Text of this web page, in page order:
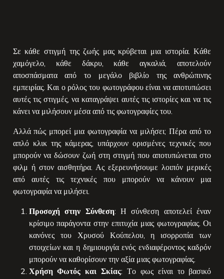
Σε κάθε στιγμή της ζωής μας κρύβεται μια ιστορία. Κάθε
χαμόγελο, κάθε δάκρυ, κάθε αγκαλιά, αποτελούν
αποσπάσματα από το μεγάλο βιβλίο της ανθρώπινης
εμπειρίας. Και ο ρόλος του φωτογράφου είναι να αποτυπώσει
αυτές τις στιγμές, να καταγράψει αυτές τις ιστορίες και να τις
κάνει να μιλήσουν μέσα από τις φωτογραφίες του.
Αλλά πώς μπορεί μια φωτογραφία να μιλήσει; Πέρα από το
απλό κλικ της κάμερας, υπάρχουν ορισμένες τεχνικές που
μπορούν να δώσουν ζωή στη στιγμή που αποτυπώνεται στο
φιλμ ή στον αισθητήρα. Ας εξερευνήσουμε λοιπόν μερικές
από αυτές τις τεχνικές που μπορούν να κάνουν μια
φωτογραφία να μιλήσει.
Προσοχή στην Σύνθεση: Η σύνθεση αποτελεί έναν
κρίσιμο παράγοντα στην επιτυχία μιας φωτογραφίας. Οι
κανόνες του Χρυσού Κούπελου, η ισορροπία των
στοιχείων και η δημιουργία ενός ενδιαφέροντος καδρόν
μπορούν να καθορίσουν την αξία μιας φωτογραφίας.
Χρήση Φωτός και Σκίας: Το φως είναι το βασικό